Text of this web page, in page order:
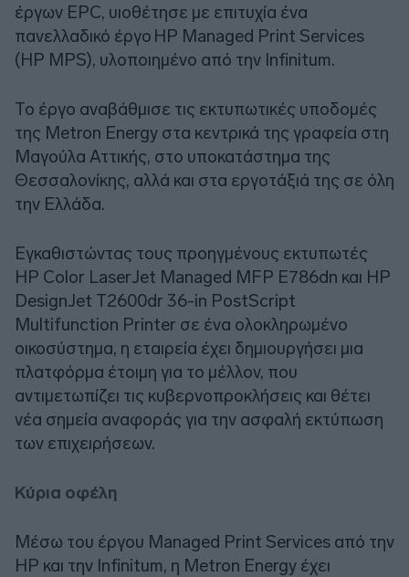
έργων EPC, υιοθέτησε με επιτυχία ένα
πανελλαδικό έργο HP Managed Print Services
(HP MPS), υλοποιημένο από την Infinitum.
Το έργο αναβάθμισε τις εκτυπωτικές υποδομές
της Metron Energy στα κεντρικά της γραφεία στη
Μαγούλα Αττικής, στο υποκατάστημα της
Θεσσαλονίκης, αλλά και στα εργοτάξιά της σε όλη
την Ελλάδα.
Εγκαθιστώντας τους προηγμένους εκτυπωτές
HP Color LaserJet Managed MFP E786dn και HP
DesignJet T2600dr 36-in PostScript
Multifunction Printer σε ένα ολοκληρωμένο
οικοσύστημα, η εταιρεία έχει δημιουργήσει μια
πλατφόρμα έτοιμη για το μέλλον, που
αντιμετωπίζει τις κυβερνοπροκλήσεις και θέτει
νέα σημεία αναφοράς για την ασφαλή εκτύπωση
των επιχειρήσεων.
Κύρια οφέλη
Mέσω του έργου Managed Print Services από την
HP και την Infinitum, η Metron Energy έχει